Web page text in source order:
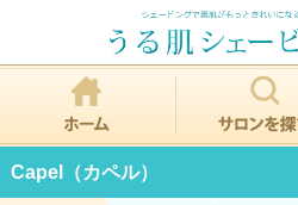
Capel（カペル）